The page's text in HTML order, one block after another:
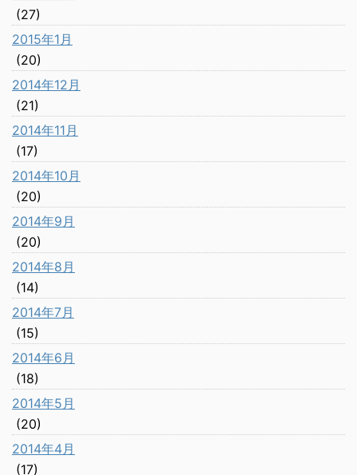
(27)
2015年1月
(20)
2014年12月
(21)
2014年11月
(17)
2014年10月
(20)
2014年9月
(20)
2014年8月
(14)
2014年7月
(15)
2014年6月
(18)
2014年5月
(20)
2014年4月
(17)